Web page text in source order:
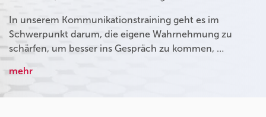
In unserem Kommunikationstraining geht es im
Schwerpunkt darum, die eigene Wahrnehmung zu
schärfen, um besser ins Gespräch zu kommen, …
mehr